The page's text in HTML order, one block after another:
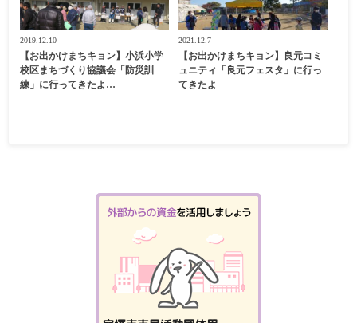
2019.12.10
【お出かけまちキョン】小浜小学
校区まちづくり協議会「防災訓
練」に行ってきたよ…
2021.12.7
【お出かけまちキョン】良元コミ
ュニティ「良元フェスタ」に行っ
てきたよ